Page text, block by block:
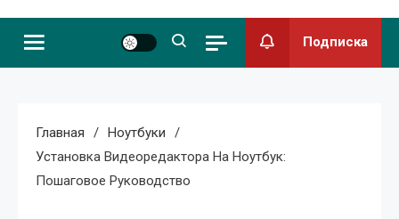
Подписка
Главная
Ноутбуки
Установка Видеоредактора На Ноутбук:
Пошаговое Руководство